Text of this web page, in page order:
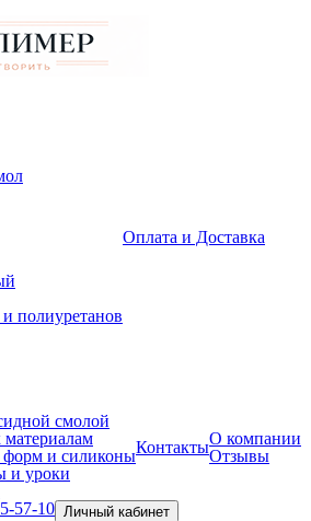
полиуретанов
Оплата и Доставка
смолой
форм и силиконы
и уроки
КонтактыО компании
Отзывы
57-10 Личный кабинет